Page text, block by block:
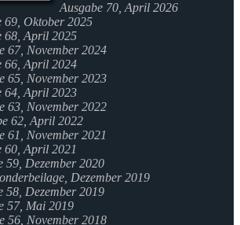
Ausgabe 70, April 2026
69, Oktober 2025
68, April 2025
67, November 2024
66, April 2024
65, November 2023
64, April 2023
63, November 2022
62, April 2022
61, November 2021
60, April 2021
59, Dezember 2020
Dezember 2019
58, Dezember 2019
57, Mai 2019
56, November 2018